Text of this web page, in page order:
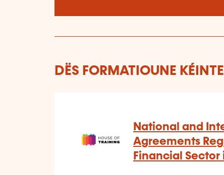
DËS FORMATIOUNE
National and
Agreements
Financial